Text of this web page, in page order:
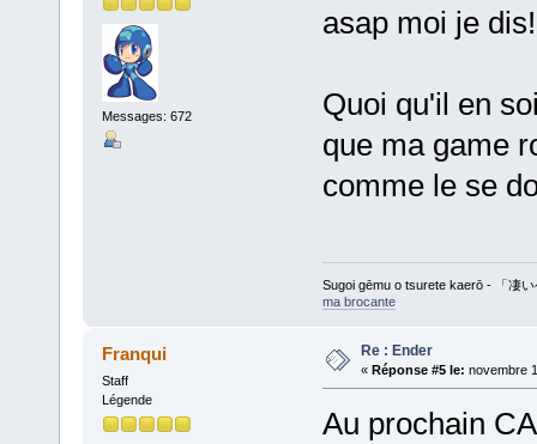
Messages: 672
asap moi je dis!
Quoi qu'il en
que ma game
comme le se
Sugoi gēmu o tsurete kaerō - 「凄
ma brocante
Franqui
Staff
Légende
Re : Ender
« Réponse #5 le: novembre
Au prochain